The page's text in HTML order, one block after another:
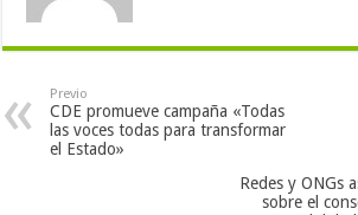
Previo
CDE promueve campaña «Todas
las voces todas para transformar
el Estado»
Redes y ONGs
sobre el